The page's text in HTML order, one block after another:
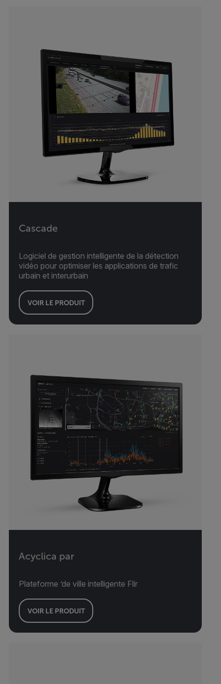
Cascade
Logiciel de gestion intelligente de la détection
vidéo pour optimiser les applications de trafic
urbain et interurbain
VOIR LE PRODUIT
Acyclica par
Plateforme ’de ville intelligente Flir
VOIR LE PRODUIT